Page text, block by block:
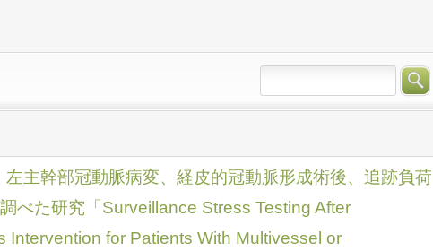
左主幹部冠動脈病変、経皮的冠動脈形成術後、追跡負荷
べた研究「Surveillance Stress Testing After
Intervention for Patients With Multivessel or